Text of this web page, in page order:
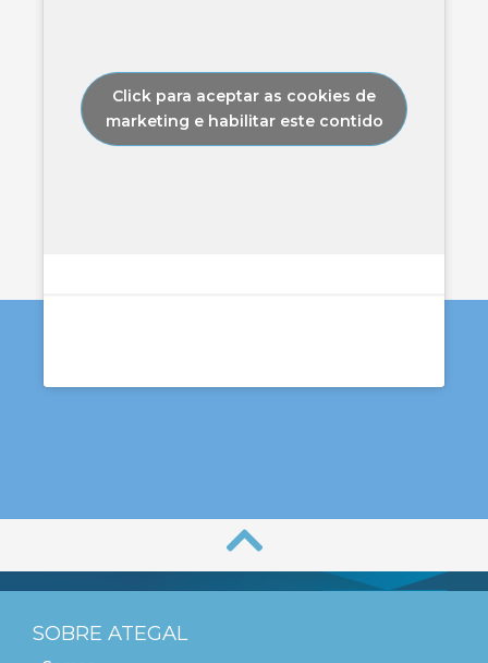
Click para aceptar as cookies de
marketing e habilitar este contido
SOBRE ATEGAL